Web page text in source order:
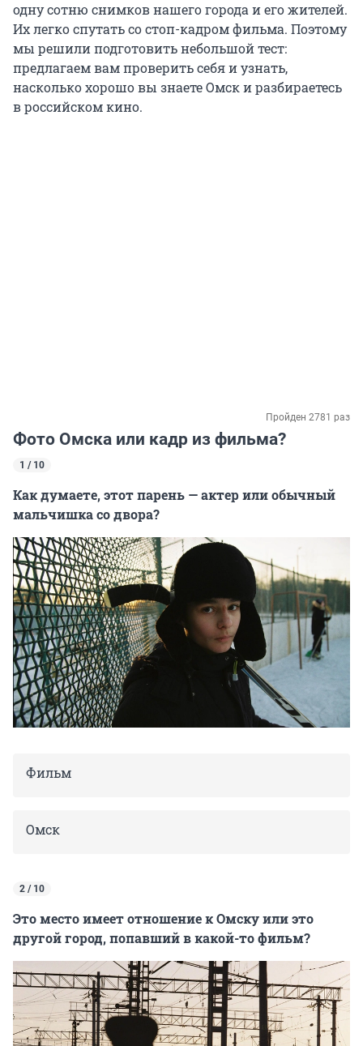
одну сотню снимков нашего города и его жителей.
Их легко спутать со стоп-кадром фильма. Поэтому
мы решили подготовить небольшой тест:
предлагаем вам проверить себя и узнать,
насколько хорошо вы знаете Омск и разбираетесь
в российском кино.
Пройден 2781 раз
Фото Омска или кадр из фильма?
1 / 10
Как думаете, этот парень — актер или обычный
мальчишка со двора?
Фильм
Омск
2 / 10
Это место имеет отношение к Омску или это
другой город, попавший в какой-то фильм?